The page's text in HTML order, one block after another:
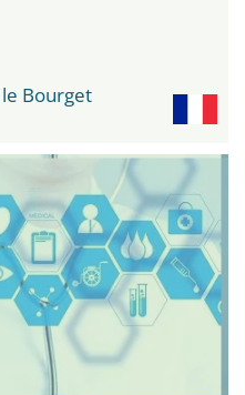
le Bourget